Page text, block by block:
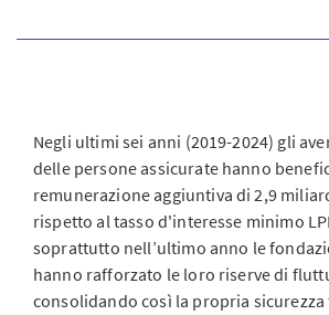
Negli ultimi sei anni (2019-2024) gli
delle persone assicurate hanno
remunerazione aggiuntiva di 2,9
rispetto al tasso d'interesse minimo
soprattutto nell’ultimo anno le
hanno rafforzato le loro riserve di
consolidando così la propria